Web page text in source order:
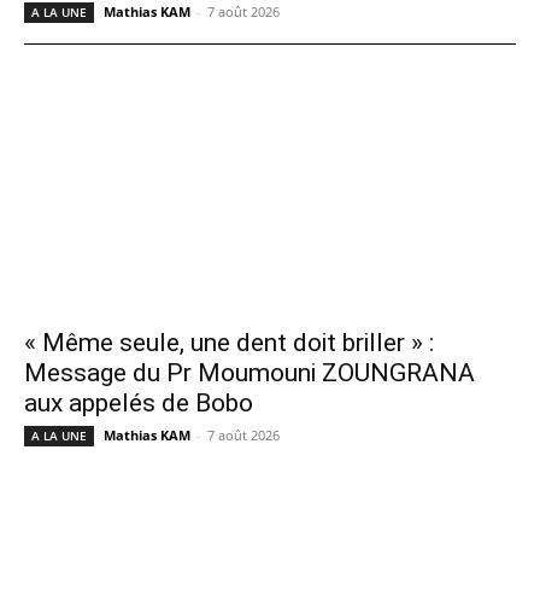
A LA UNE Mathias KAM - 7 août 2026
« Même seule, une dent doit briller » :
Message du Pr Moumouni ZOUNGRANA
aux appelés de Bobo
A LA UNE Mathias KAM - 7 août 2026